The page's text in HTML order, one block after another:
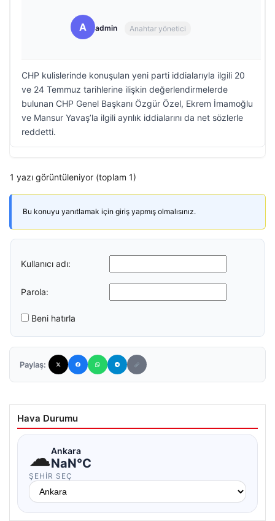
A admin Anahtar yönetici
CHP kulislerinde konuşulan yeni parti iddialarıyla ilgili 20
ve 24 Temmuz tarihlerine ilişkin değerlendirmelerde
bulunan CHP Genel Başkanı Özgür Özel, Ekrem İmamoğlu
ve Mansur Yavaş’la ilgili ayrılık iddialarını da net sözlerle
reddetti.
1 yazı görüntüleniyor (toplam 1)
Bu konuyu yanıtlamak için giriş yapmış olmalısınız.
Kullanıcı adı:
Parola:
Beni hatırla
Paylaş:
Hava Durumu
☁Ankara
NaN°C
ŞEHIR SEÇ